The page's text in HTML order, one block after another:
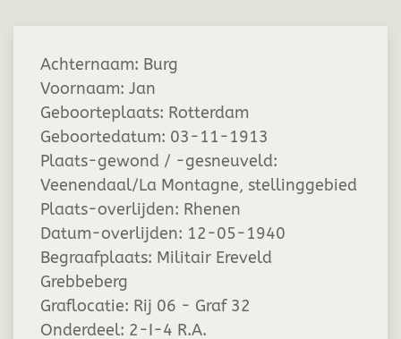
Achternaam: Burg
Voornaam: Jan
Geboorteplaats: Rotterdam
Geboortedatum: 03-11-1913
Plaats-gewond / -gesneuveld:
Veenendaal/La Montagne, stellinggebied
Plaats-overlijden: Rhenen
Datum-overlijden: 12-05-1940
Begraafplaats: Militair Ereveld
Grebbeberg
Graflocatie: Rij 06 - Graf 32
Onderdeel: 2-I-4 R.A.